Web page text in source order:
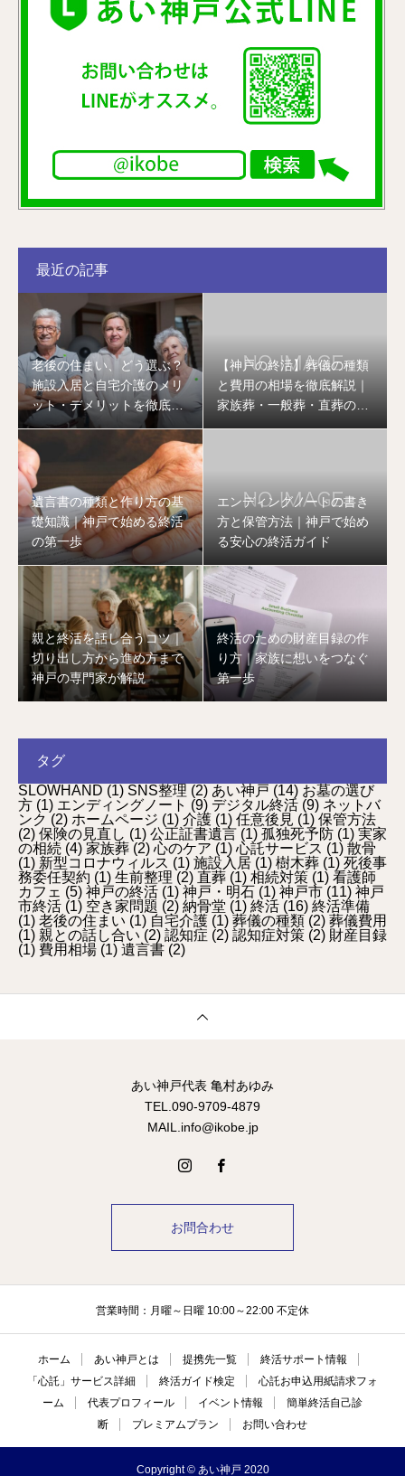
最近の記事
老後の住まい、どう選ぶ？
施設入居と自宅介護のメリ
ット・デメリットを徹底比
較
【神戸の終活】葬儀の種類
と費用の相場を徹底解説｜
家族葬・一般葬・直葬の違
遺言書の種類と作り方の基
礎知識｜神戸で始める終活
の第一歩
エンディングノートの書き
方と保管方法｜神戸で始め
る安心の終活ガイド
親と終活を話し合うコツ｜
切り出し方から進め方まで
神戸の専門家が解説
終活のための財産目録の作
り方｜家族に想いをつなぐ
第一歩
タグ
SLOWHAND (1) SNS整理 (2) あい神戸 (14) お墓の選び
方 (1) エンディングノート (9) デジタル終活 (9) ネットバ
ンク (2) ホームページ (1) 介護 (1) 任意後見 (1) 保管方法
(2) 保険の見直し (1) 公正証書遺言 (1) 孤独死予防 (1) 実家
の相続 (4) 家族葬 (2) 心のケア (1) 心託サービス (1) 散骨
(1) 新型コロナウィルス (1) 施設入居 (1) 樹木葬 (1) 死後事
務委任契約 (1) 生前整理 (2) 直葬 (1) 相続対策 (1) 看護師
カフェ (5) 神戸の終活 (1) 神戸・明石 (1) 神戸市 (11) 神戸
市終活 (1) 空き家問題 (2) 納骨堂 (1) 終活 (16) 終活準備
(1) 老後の住まい (1) 自宅介護 (1) 葬儀の種類 (2) 葬儀費用
(1) 親との話し合い (2) 認知症 (2) 認知症対策 (2) 財産目録
(1) 費用相場 (1) 遺言書 (2)
あい神戸代表 亀村あゆみ
TEL.090-9709-4879
MAIL.info@ikobe.jp
お問合わせ
営業時間：月曜～日曜 10:00～22:00 不定休
ホーム あい神戸とは 提携先一覧
終活サポート情報
「心託」サービス詳細
終活ガイド検定
心託お申込用紙請求フォ
ーム
代表プロフィール イベント情報
簡単終活自己診
断
プレミアムプラン お問い合わせ
Copyright © あい神戸 2020